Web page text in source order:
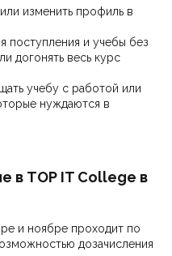
изменить профиль в
поступления и учебы без
догонять весь курс
учебу с работой или
нуждаются в
в TOP IT College в
и ноябре проходит по
дозачисления